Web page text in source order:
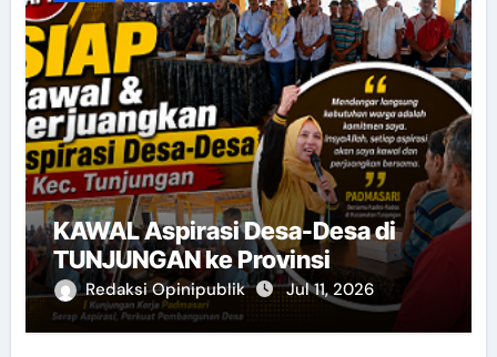
KAWAL Aspirasi Desa-Desa di
TUNJUNGAN ke Provinsi
Redaksi Opinipublik Jul 11, 2026